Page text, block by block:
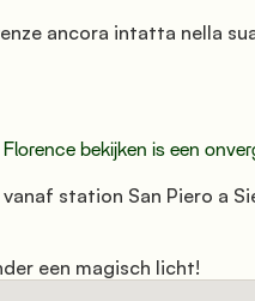
ancora intatta nella
bekijken is een
station San Piero a
een magisch licht!